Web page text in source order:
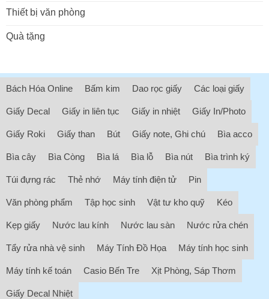
Thiết bị văn phòng
Quà tặng
Bách Hóa Online Bấm kim Dao rọc giấy Các loại giấy
Giấy Decal Giấy in liên tục Giấy in nhiệt Giấy In/Photo
Giấy Roki Giấy than Bút Giấy note, Ghi chú Bìa acco
Bìa cây Bìa Còng Bìa lá Bìa lỗ Bìa nút Bìa trình ký
Túi đựng rác Thẻ nhớ Máy tính điện tử Pin
Văn phòng phẩm Tập học sinh Vật tư kho quỹ Kéo
Kẹp giấy Nước lau kính Nước lau sàn Nước rửa chén
Tẩy rửa nhà vệ sinh Máy Tính Đồ Họa Máy tính học sinh
Máy tính kế toán Casio Bến Tre Xịt Phòng, Sáp Thơm
Giấy Decal Nhiệt